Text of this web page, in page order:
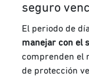
seguro
El periodo de
manejar con el
comprenden el
de protección